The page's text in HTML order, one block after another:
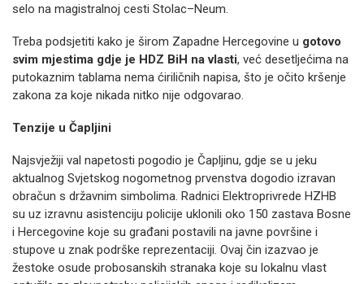
selo na magistralnoj cesti Stolac–Neum.
Treba podsjetiti kako je širom Zapadne Hercegovine u gotovo
svim mjestima gdje je HDZ BiH na vlasti, već desetljećima na
putokaznim tablama nema ćiriličnih napisa, što je očito kršenje
zakona za koje nikada nitko nije odgovarao.
Tenzije u Čapljini
Najsvježiji val napetosti pogodio je Čapljinu, gdje se u jeku
aktualnog Svjetskog nogometnog prvenstva dogodio izravan
obračun s državnim simbolima. Radnici Elektroprivrede HZHB
su uz izravnu asistenciju policije uklonili oko 150 zastava Bosne
i Hercegovine koje su građani postavili na javne površine i
stupove u znak podrške reprezentaciji. Ovaj čin izazvao je
žestoke osude probosanskih stranaka koje su lokalnu vlast